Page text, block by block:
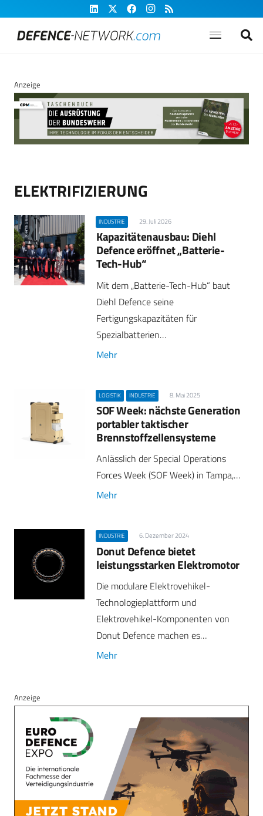
Anzeige
ELEKTRIFIZIERUNG
INDUSTRIE 29. Juli 2026
Kapazitätenausbau: Diehl
Defence eröffnet „Batterie-
Tech-Hub“
Mit dem „Batterie-Tech-Hub“ baut
Diehl Defence seine
Fertigungskapazitäten für
Spezialbatterien…
Mehr
LOGISTIK INDUSTRIE 8. Mai 2025
SOF Week: nächste Generation
portabler taktischer
Brennstoffzellensysteme
Anlässlich der Special Operations
Forces Week (SOF Week) in Tampa,…
Mehr
INDUSTRIE 6. Dezember 2024
Donut Defence bietet
leistungsstarken Elektromotor
Die modulare Elektrovehikel-
Technologieplattform und
Elektrovehikel-Komponenten von
Donut Defence machen es…
Mehr
Anzeige